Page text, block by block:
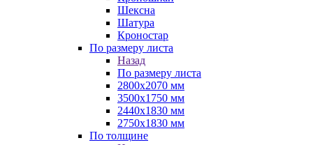
Шексна
Шатура
Кроностар
По размеру листа
Назад
По размеру листа
2800х2070 мм
3500х1750 мм
2440х1830 мм
2750х1830 мм
По толщине